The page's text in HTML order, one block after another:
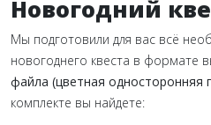
Новогодний
Мы подготовили для вас всё
новогоднего квеста в формате
файла (цветная односторонняя
комплекте вы найдете: